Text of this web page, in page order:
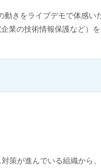
きをライブデモで体感い
業の技術情報保護など）
策が進んでいる組織から